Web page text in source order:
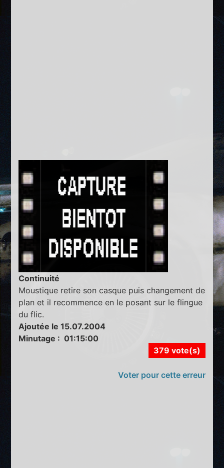
Continuité
Moustique retire son casque puis changement de
plan et il recommence en le posant sur le flingue
du flic.
Ajoutée le 15.07.2004
Minutage : 01:15:00
379 vote(s)
Voter pour cette erreur